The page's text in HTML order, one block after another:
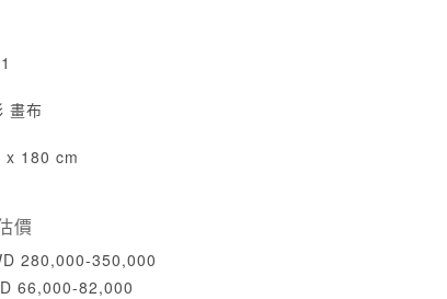
畫布
x 180 cm
價
280,000-350,000
66,000-82,000